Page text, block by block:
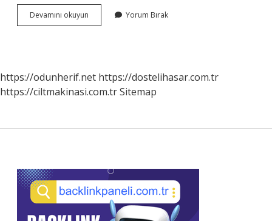
Devamını okuyun
Fıtığı
Yorum Bırak
https://odunherif.net https://dostelihasar.com.tr
https://ciltmakinasi.com.trSitemap
Sidebar